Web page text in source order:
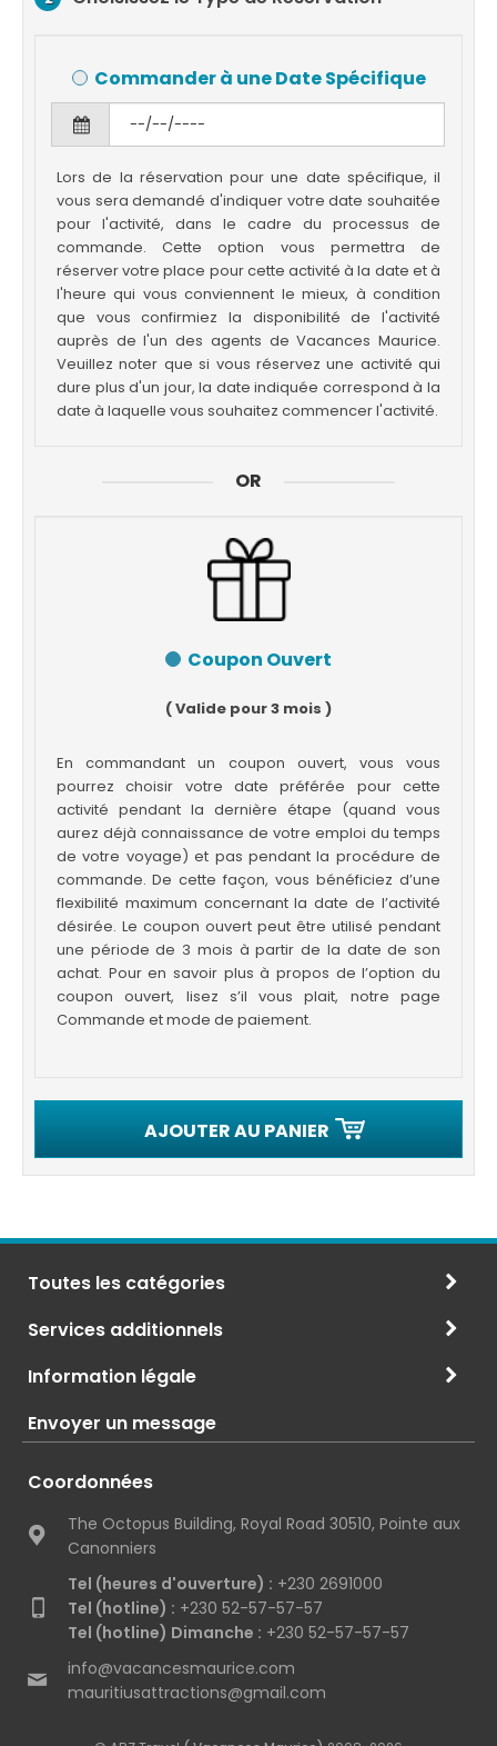
Commander à une Date Spécifique
Lors de la réservation pour une date spécifique, il
vous sera demandé d'indiquer votre date souhaitée
pour l'activité, dans le cadre du processus de
commande. Cette option vous permettra de
réserver votre place pour cette activité à la date et à
l'heure qui vous conviennent le mieux, à condition
que vous confirmiez la disponibilité de l'activité
auprès de l'un des agents de Vacances Maurice.
Veuillez noter que si vous réservez une activité qui
dure plus d'un jour, la date indiquée correspond à la
date à laquelle vous souhaitez commencer l'activité.
OR
Coupon Ouvert
( Valide pour 3 mois )
En commandant un coupon ouvert, vous vous
pourrez choisir votre date préférée pour cette
activité pendant la dernière étape (quand vous
aurez déjà connaissance de votre emploi du temps
de votre voyage) et pas pendant la procédure de
commande. De cette façon, vous bénéficiez d’une
flexibilité maximum concernant la date de l’activité
désirée. Le coupon ouvert peut être utilisé pendant
une période de 3 mois à partir de la date de son
achat. Pour en savoir plus à propos de l’option du
coupon ouvert, lisez s’il vous plait, notre page
Commande et mode de paiement.
AJOUTER AU PANIER
Toutes les catégories
Services additionnels
Information légale
Envoyer un message
Coordonnées
The Octopus Building, Royal Road 30510, Pointe aux
Canonniers
Tel (heures d'ouverture) : +230 2691000
Tel (hotline) : +230 52-57-57-57
Tel (hotline) Dimanche : +230 52-57-57-57
info@vacancesmaurice.com
mauritiusattractions@gmail.com